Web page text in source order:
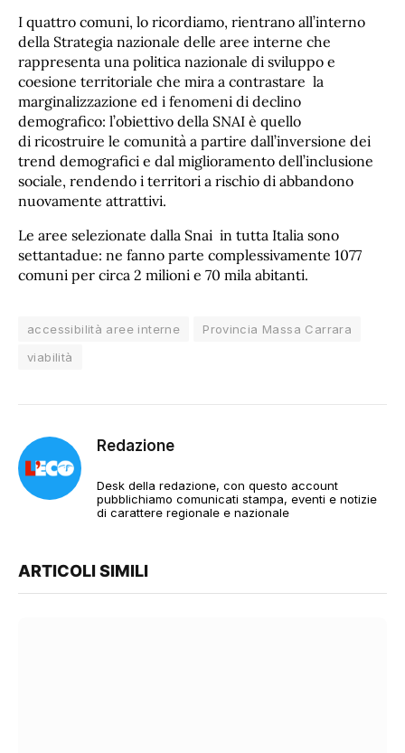
I quattro comuni, lo ricordiamo, rientrano all’interno
della Strategia nazionale delle aree interne che
rappresenta una politica nazionale di sviluppo e
coesione territoriale che mira a contrastare la
marginalizzazione ed i fenomeni di declino
demografico: l’obiettivo della SNAI è quello
di ricostruire le comunità a partire dall’inversione dei
trend demografici e dal miglioramento dell’inclusione
sociale, rendendo i territori a rischio di abbandono
nuovamente attrattivi.
Le aree selezionate dalla Snai in tutta Italia sono
settantadue: ne fanno parte complessivamente 1077
comuni per circa 2 milioni e 70 mila abitanti.
accessibilità aree interne
Provincia Massa Carrara
viabilità
Redazione
Desk della redazione, con questo account
pubblichiamo comunicati stampa, eventi e notizie
di carattere regionale e nazionale
ARTICOLI SIMILI